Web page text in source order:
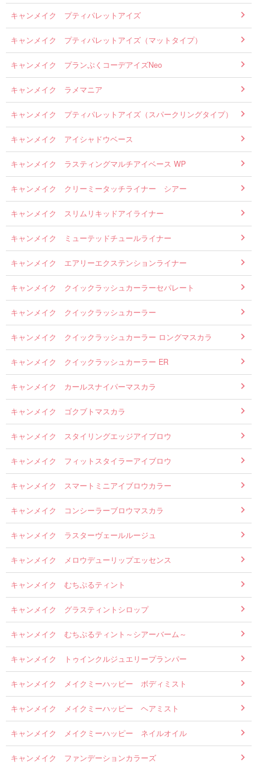
キャンメイク プティパレットアイズ
キャンメイク プティパレットアイズ（マットタイプ）
キャンメイク プランぷくコーデアイズNeo
キャンメイク ラメマニア
キャンメイク プティパレットアイズ（スパークリングタイプ）
キャンメイク アイシャドウベース
キャンメイク ラスティングマルチアイベース WP
キャンメイク クリーミータッチライナー シアー
キャンメイク スリムリキッドアイライナー
キャンメイク ミューテッドチュールライナー
キャンメイク エアリーエクステンションライナー
キャンメイク クイックラッシュカーラーセパレート
キャンメイク クイックラッシュカーラー
キャンメイク クイックラッシュカーラー ロングマスカラ
キャンメイク クイックラッシュカーラー ER
キャンメイク カールスナイパーマスカラ
キャンメイク ゴクブトマスカラ
キャンメイク スタイリングエッジアイブロウ
キャンメイク フィットスタイラーアイブロウ
キャンメイク スマートミニアイブロウカラー
キャンメイク コンシーラーブロウマスカラ
キャンメイク ラスターヴェールルージュ
キャンメイク メロウデューリップエッセンス
キャンメイク むちぷるティント
キャンメイク グラスティントシロップ
キャンメイク むちぷるティント～シアーバーム～
キャンメイク トゥインクルジュエリープランパー
キャンメイク メイクミーハッピー ボディミスト
キャンメイク メイクミーハッピー ヘアミスト
キャンメイク メイクミーハッピー ネイルオイル
キャンメイク ファンデーションカラーズ